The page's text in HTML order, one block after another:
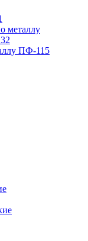
металлу
ПФ-115